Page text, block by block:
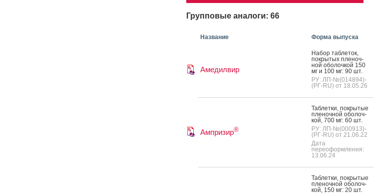
Групповые аналоги: 66
Название Форма выпуска
Амедилвир
На­бор таб­ле­ток,
пок­ры­тых пле­ноч­
ной обо­лоч­кой 150
мг и 100 мг: 90 шт.
РУ: ЛП-№(014894)-
(РГ-RU) от 18.05.26
Ампризир®
Таб­летки, пок­ры­тые
пле­ноч­ной обо­лоч­
кой, 700 мг: 60 шт.
РУ: ЛП-№(000913)-
(РГ-RU) от 21.06.22
Дата
переоформления:
13.06.24
Таб­летки, пок­ры­тые
пле­ноч­ной обо­лоч­
кой, 150 мг: 20 шт.